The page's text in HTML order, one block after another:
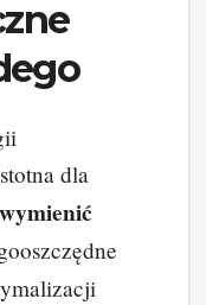
dla
wymienić